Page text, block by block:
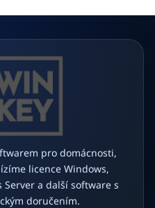
pro domácnosti,
licence Windows,
a další software s
doručením.